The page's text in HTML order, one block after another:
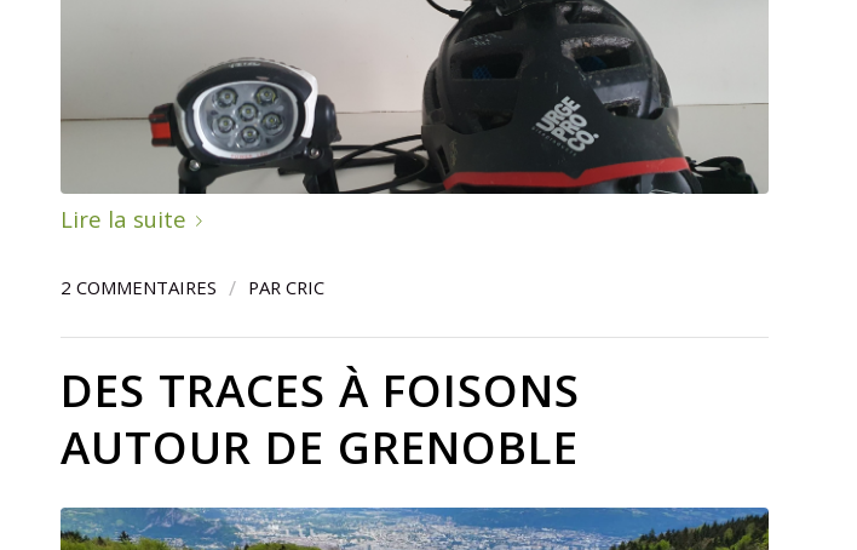
Lire la suite
2 COMMENTAIRES / PAR CRIC
DES TRACES À FOISONS
AUTOUR DE GRENOBLE